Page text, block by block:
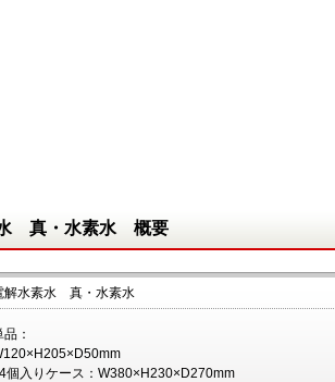
真・水素水 概要
解水素水 真・水素水
品：
個入りケース：W380×H230×D270mm